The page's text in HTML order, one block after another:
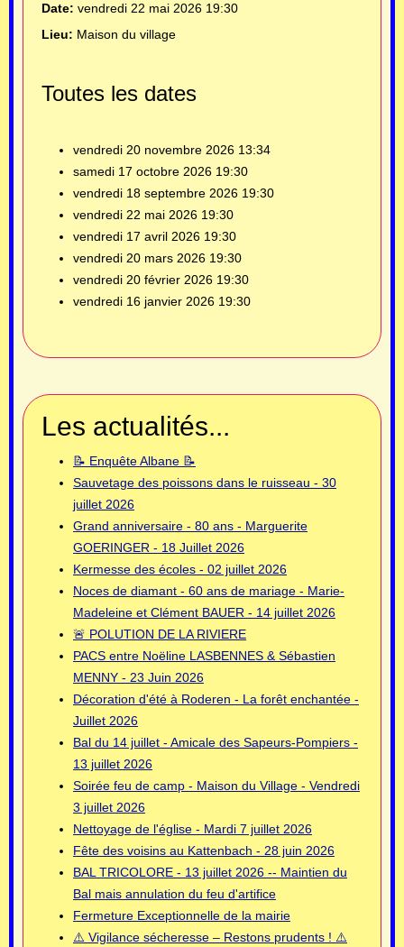
Date: vendredi 22 mai 2026 19:30
Lieu: Maison du village
Toutes les dates
vendredi 20 novembre 2026 13:34
samedi 17 octobre 2026 19:30
vendredi 18 septembre 2026 19:30
vendredi 22 mai 2026 19:30
vendredi 17 avril 2026 19:30
vendredi 20 mars 2026 19:30
vendredi 20 février 2026 19:30
vendredi 16 janvier 2026 19:30
Les actualités...
📝 Enquête Albane 📝
Sauvetage des poissons dans le ruisseau - 30
juillet 2026
Grand anniversaire - 80 ans - Marguerite
GOERINGER - 18 Juillet 2026
Kermesse des écoles - 02 juillet 2026
Noces de diamant - 60 ans de mariage - Marie-
Madeleine et Clément BAUER - 14 juillet 2026
🚨 POLUTION DE LA RIVIERE
PACS entre Noëline LASBENNES & Sébastien
MENNY - 23 Juin 2026
Décoration d'été à Roderen - La forêt enchantée -
Juillet 2026
Bal du 14 juillet - Amicale des Sapeurs-Pompiers -
13 juillet 2026
Soirée feu de camp - Maison du Village - Vendredi
3 juillet 2026
Nettoyage de l'église - Mardi 7 juillet 2026
Fête des voisins au Kattenbach - 28 juin 2026
BAL TRICOLORE - 13 juillet 2026 -- Maintien du
Bal mais annulation du feu d'artifice
Fermeture Exceptionnelle de la mairie
⚠️ Vigilance sécheresse – Restons prudents ! ⚠️